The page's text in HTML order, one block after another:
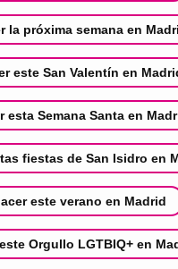
la próxima semana en
este San Valentín en
esta Semana Santa en
fiestas de San Isidro en
este verano en Madrid
Orgullo LGTBIQ+ en